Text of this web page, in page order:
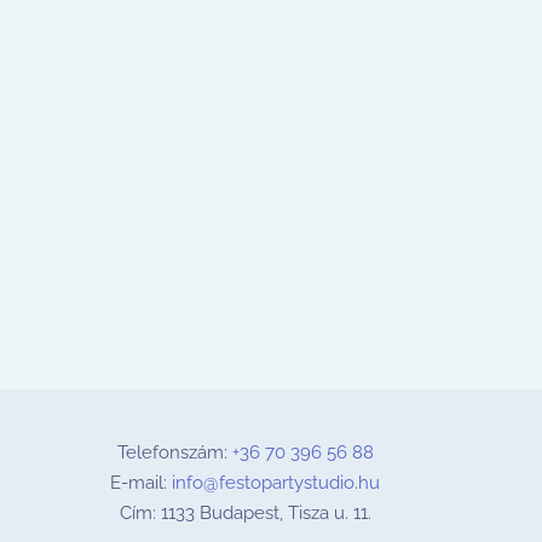
Telefonszám: +36 70 396 56 88
E-mail: info@festopartystudio.hu
Cím: 1133 Budapest, Tisza u. 11.